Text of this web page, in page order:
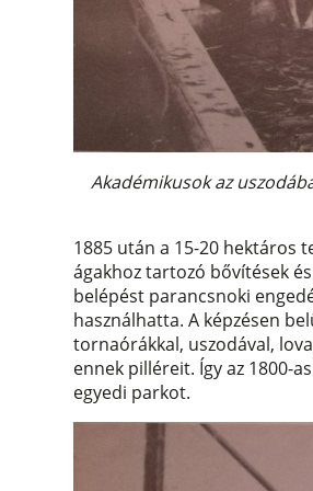
Akadémikusok az
1885 után a 15-20 hektáros
ágakhoz tartozó bővítések
belépést parancsnoki
használhatta. A képzésen
tornaórákkal, uszodával,
ennek pilléreit. Így az 1800-
egyedi parkot.